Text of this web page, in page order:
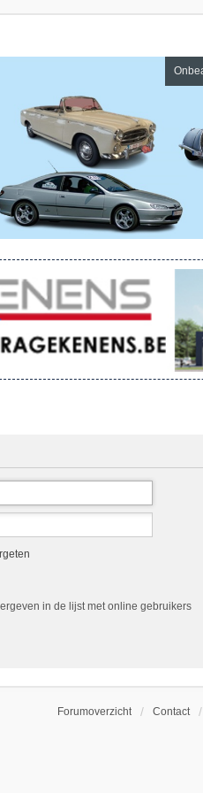
in de lijst met online gebruikers
Forumoverzicht Contact